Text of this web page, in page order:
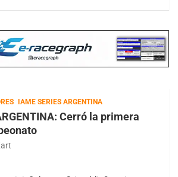
IAME SERIES ARGENTINA
Cerró la primera